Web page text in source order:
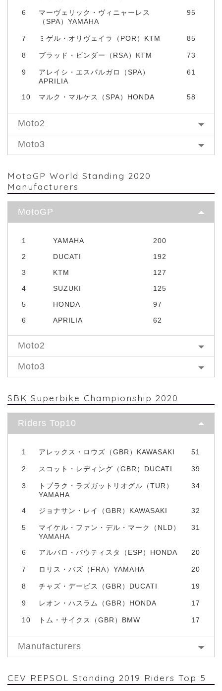
6
マーヴェリック・ヴィニャーレス
（SPA）YAMAHA
95
7 ミゲル・オリヴェイラ（POR）KTM 85
8 ブラッド・ビンダー（RSA）KTM 73
9
アレイシ・エスパルガロ（SPA）
APRILIA
61
10 マルク・マルケス（SPA）HONDA 58
Moto2
Moto3
MotoGP World Standing 2020
Manufacturers
MotoGP
1 YAMAHA
200
2
DUCATI
192
3
KTM
127
4
SUZUKI
125
5
HONDA
97
6
APRILIA 62
Moto2
Moto3
SBK Superbike Championship 2020
Riders Top10
1 アレックス・ロウズ（GBR）KAWASAKI 51
2 スコット・レディング（GBR）DUCATI 39
3
トプラク・ラズガットリオグル（TUR）
YAMAHA
34
4 ジョナサン・レイ（GBR）KAWASAKI 32
5
マイケル・ファン・デル・マーク（NLD）
YAMAHA
31
6 アルバロ・バウティスタ（ESP）HONDA 20
7 ロリス・バズ（FRA）YAMAHA 20
8 チャズ・デービス（GBR）DUCATI 19
9 レオン・ハスラム（GBR）HONDA 17
10 トム・サイクス（GBR）BMW 17
Manufacturers
CEV REPSOL Standing 2019 Riders Top 5